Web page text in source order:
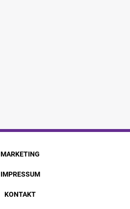
MARKETING
IMPRESSUM
KONTAKT